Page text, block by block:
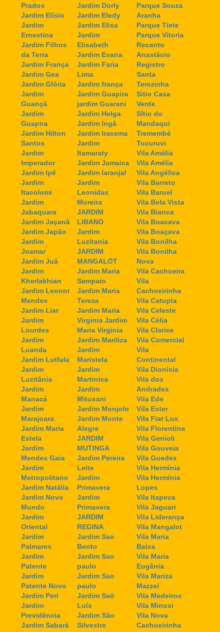
Prados
Jardim Elísio
Jardim
Ernestina
Jardim Filhos
da Terra
Jardim França
Jardim Gea
Jardim Glória
Jardim
Guançã
Jardim
Guapira
Jardim Hilton
Santos
Jardim
Imperador
Jardim Ipê
Jardim
Itacolomi
Jardim
Jabaquara
Jardim Jaçanã
Jardim Japão
Jardim
Joamar
Jardim Juá
Jardim
Kherlakhian
Jardim Leonor
Mendes
Jardim Liar
Jardim
Lourdes
Jardim
Luanda
Jardim Lutfala
Jardim
Luzitânia
Jardim
Manacá
Jardim
Marajoara
Jardim Maria
Estela
Jardim
Mendes Gaia
Jardim
Metropolitano
Jardim Natália
Jardim Novo
Mundo
Jardim
Oriental
Jardim
Palmares
Jardim
Patente
Jardim
Patente Novo
Jardim Peri
Jardim
Previdência
Jardim Sabará
Jardim Dorly
Jardim Eledy
Jardim Elisa
Jardim
Elisabeth
Jardim Evana
Jardim Faria
Lima
Jardim frança
Jardim Guapira
jardim Guarani
Jardim Helga
Jardim Ingá
Jardim Iracema
Jardim
Itamaraty
Jardim Jamaica
Jardim laranjal
Jardim
Leonidas
Moreira
JARDIM
LIBANO
Jardim
Luzitania
JARDIM
MANGALOT
Jardim Maria
Sampaio
Jardim Maria
Tereza
Jardim Maria
Virginia Jardim
Maria Virginia
Jardim Mariliza
Jardim
Maristela
Jardim
Martinica
Jardim
Mitusani
Jardim Monjolo
Jardim Monte
Alegre
JARDIM
MUTINGA
Jardim Pereira
Leite
Jardim
Primavera
Jardim
Primavera
JARDIM
REGINA
Jardim Sao
Bento
Jardim Sao
paulo
Jardim Sao
paulo
Jardim Saõ
Luís
Jardim São
Silvestre
Parque Souza
Aranha
Parque Tiete
Parque Vitoria
Recanto
Anastácio
Registro
Santa
Terezinha
Sitio Casa
Verde
Sítio do
Mandaqui
Tremembé
Tucuruvi
Vila Amália
Vila Amélia
Vila Angélica
Vila Barreto
Vila Baruel
Vila Bela Vista
Vila Bianca
Vila Boacava
Vila Boaçava
Vila Bonilha
Vila Bonilha
Nova
Vila Cachoeira
Vila
Cachoeirinha
Vila Catupia
Vila Celeste
Vila Célia
Vila Clarice
Vila Comercial
Vila
Continental
Vila Dionísia
Vila dos
Andrades
Vila Ede
Vila Ester
Vila Fiat Lux
Vila Florentina
Vila Genioli
Vila Gouveia
Vila Guedes
Vila Hermínia
Vila Hermínia
Lopes
Vila Itapeva
Vila Jaguari
Vila Liderança
Vila Mangalot
Vila Maria
Baixa
Vila Maria
Eugênia
Vila Mariza
Mazzei
Vila Medeiros
Vila Minosi
Vila Nova
Cachoeirinha